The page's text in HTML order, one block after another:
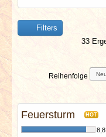
NEWS & DATES
BERICHTE
VERLOSUNGEN
SPECIALS
Filters
33
Reihenfolge
Feuersturm HOT
8,8